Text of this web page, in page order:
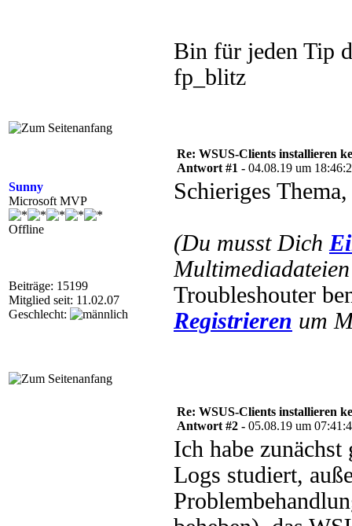
Bin für jeden Tip
fp_blitz
Sunny
Microsoft MVP
Offline
Beiträge: 15199
Mitglied seit: 11.02.07
Geschlecht:
Re: WSUS-Clients installieren
Antwort #1 - 04.08.19 um
Schieriges
(Du musst Dich
Troubleshouter
Registrieren um
Re: WSUS-Clients installieren
Antwort #2 - 05.08.19 um
Ich habe
Logs studiert,